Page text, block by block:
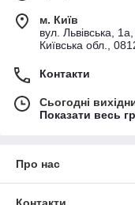
м. Київ
вул. Львівська,
Київська обл.,
Контакти
Сьогодні
Показати весь
Про нас